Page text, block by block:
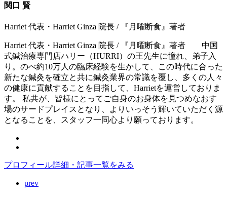
関口 賢
Harriet 代表・Harriet Ginza 院長 / 『月曜断食』著者
Harriet 代表・Harriet Ginza 院長 / 『月曜断食』著者 中国
式鍼治療専門店ハリー（HURRI）の王先生に憧れ、弟子入
り。のべ約10万人の臨床経験を生かして、この時代に合った
新たな鍼灸を確立と共に鍼灸業界の常識を覆し、多くの人々
の健康に貢献することを目指して、Harrietを運営しておりま
す。 私共が、皆様にとってご自身のお身体を見つめなおす
場のサードプレイスとなり、よりいっそう輝いていただく源
となることを、スタッフ一同心より願っております。
プロフィール詳細・記事一覧をみる
prev